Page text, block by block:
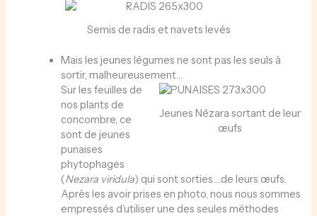
Semis de radis et navets levés
Mais les jeunes légumes ne sont pas les seuls à
sortir, malheureusement…
Jeunes Nézara sortant de leur
œufs
Sur les feuilles de
nos plants de
concombre, ce
sont de jeunes
punaises
phytophages
(Nezara viridula) qui sont sorties….de leurs œufs.
Après les avoir prises en photo, nous nous sommes
empressés d’utiliser une des seules méthodes